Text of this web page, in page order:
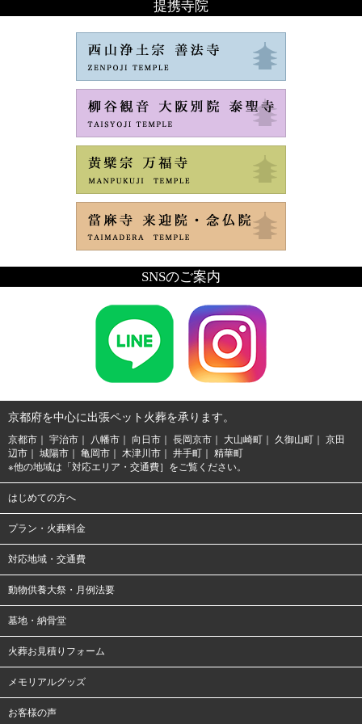
提携寺院
SNSのご案内
京都府を中心に出張ペット火葬を承ります。
京都市 宇治市 八幡市 向日市 長岡京市 大山崎町 久御山町
京田
辺市
城陽市 亀岡市 木津川市 井手町
精華町
※他の地域は「 対応エリア・交通費］をご覧ください。
はじめての方へ
プラン・火葬料金
対応地域・交通費
動物供養大祭・月例法要
墓地・納骨堂
火葬お見積りフォーム
メモリアルグッズ
お客様の声